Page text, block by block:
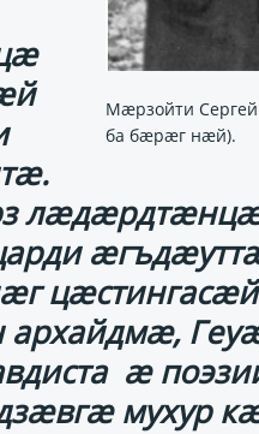
Мæрзойти Сергей
ба бæрæг нæй).
архайдмӕ,
ӕ
мухур